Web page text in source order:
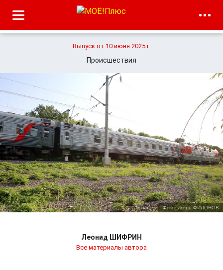
Выпуск от 10 июня 2025 г.
Происшествия
Фото: Игорь ФИЛОНОВ
Леонид ШИФРИН
Все материалы автора